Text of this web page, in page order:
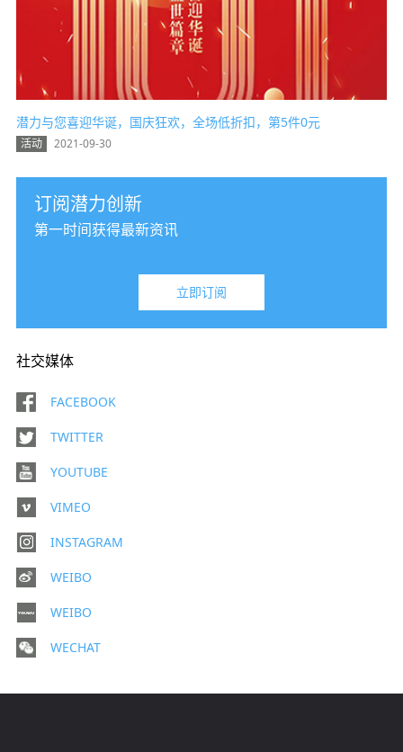
潜力与您喜迎华诞，国庆狂欢，全场低折扣，第5件0元
活动
2021-09-30
订阅潜力创新
第一时间获得最新资讯
立即订阅
社交媒体
FACEBOOK
TWITTER
YOUTUBE
VIMEO
INSTAGRAM
WEIBO
WEIBO
WECHAT